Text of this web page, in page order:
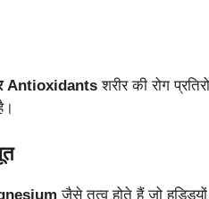
Antioxidants शरीर की रोग
जैसे तत्व होते हैं जो